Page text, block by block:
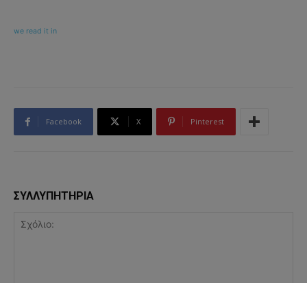
we read it in
Facebook X Pinterest
ΣΥΛΛΥΠΗΤΗΡΙΑ